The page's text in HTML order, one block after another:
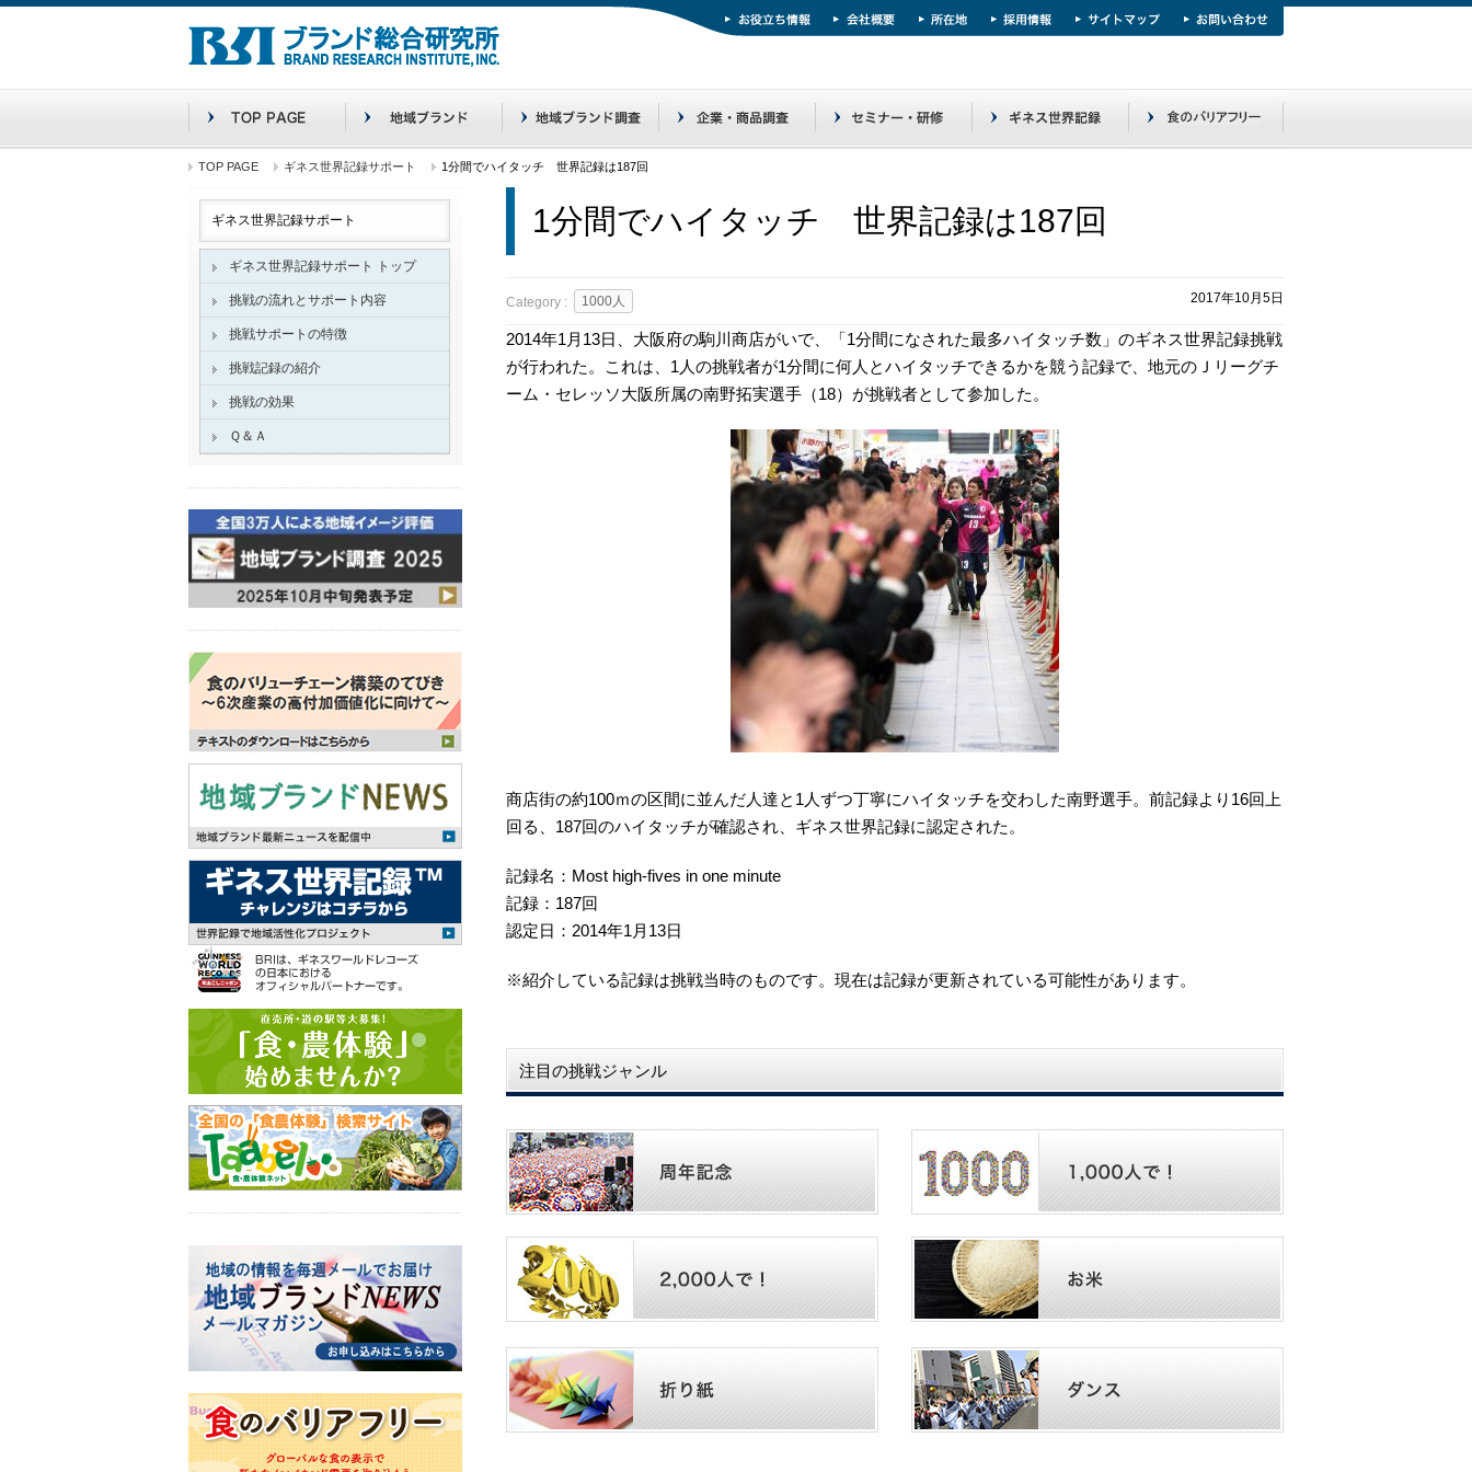
TOP PAGE ギネス世界記録サポート 1分間でハイタッチ 世界記録は187回
1分間でハイタッチ 世界記録は187回
Category : 1000人 2017年10月5日
2014年1月13日、大阪府の駒川商店がいで、「1分間になされた最多ハイタッチ数」のギネス世界記録挑戦
が行われた。これは、1人の挑戦者が1分間に何人とハイタッチできるかを競う記録で、地元のＪリーグチ
ーム・セレッソ大阪所属の南野拓実選手（18）が挑戦者として参加した。
商店街の約100ｍの区間に並んだ人達と1人ずつ丁寧にハイタッチを交わした南野選手。前記録より16回上
回る、187回のハイタッチが確認され、ギネス世界記録に認定された。
記録名：Most high-fives in one minute
記録：187回
認定日：2014年1月13日
※紹介している記録は挑戦当時のものです。現在は記録が更新されている可能性があります。
注目の挑戦ジャンル
ギネス世界記録サポート
ギネス世界記録サポート トップ
挑戦の流れとサポート内容
挑戦サポートの特徴
挑戦記録の紹介
挑戦の効果
Ｑ＆Ａ